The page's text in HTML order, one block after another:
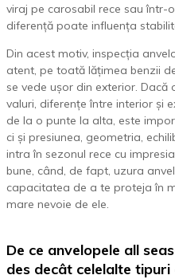
viraj pe carosabil rece sau într-
diferență poate influența
Din acest motiv, inspecția
atent, pe toată lățimea benzii
se vede ușor din exterior.
valuri, diferențe între interior și
de la o punte la alta, este
ci și presiunea, geometria,
intra în sezonul rece cu
bune, când, de fapt, uzura
capacitatea de a te proteja în
mare nevoie de ele.
De ce anvelopele all
des decât celelalte tipuri